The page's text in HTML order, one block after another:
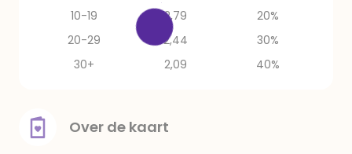
10-19
2,79
20%
20-29
2,44
30%
30+
2,09 40%
Over de kaart